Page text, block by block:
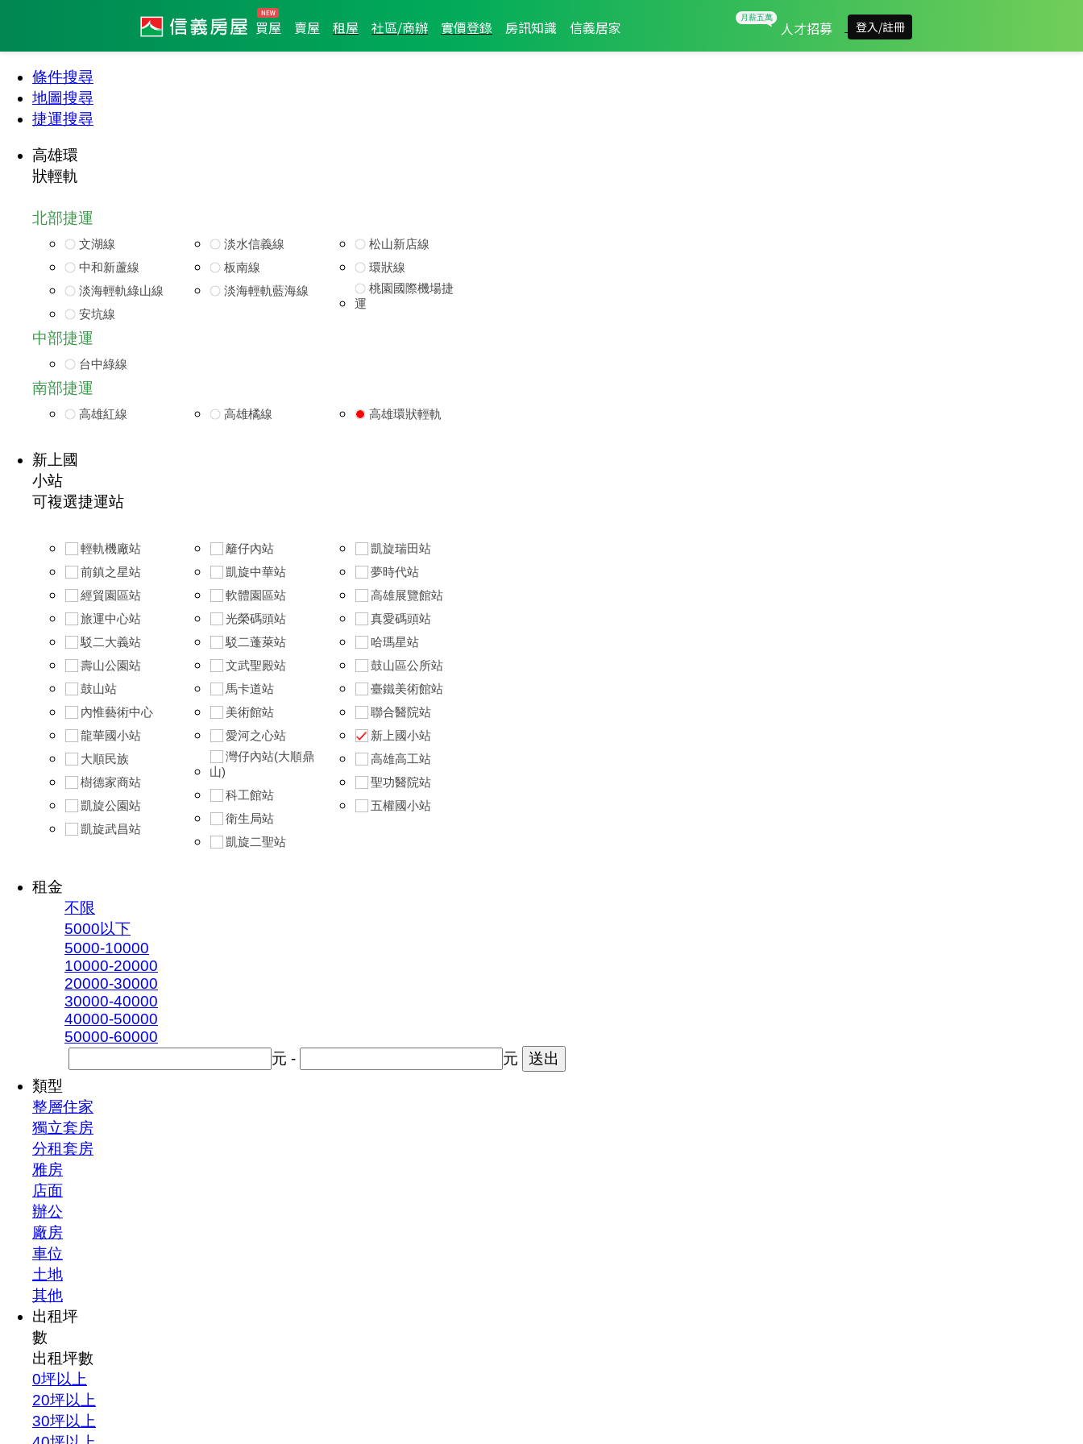
買屋 賣屋 租屋 社區/商辦 實價登錄 房訊知識 信義居家 人才招募 登入/註冊
條件搜尋
地圖搜尋
捷運搜尋
高雄環
狀輕軌
北部捷運
文湖線
中和新蘆線
淡海輕軌綠山線
安坑線
淡水信義線
板南線
淡海輕軌藍海線
松山新店線
環狀線
桃園國際機場捷
運
中部捷運
台中綠線
南部捷運
高雄紅線 高雄橘線 高雄環狀輕軌
新上國
小站
可複選捷運站
輕軌機廠站
前鎮之星站
經貿園區站
旅運中心站
駁二大義站
壽山公園站
鼓山站
內惟藝術中心
龍華國小站
大順民族
樹德家商站
凱旋公園站
凱旋武昌站
籬仔內站
凱旋中華站
軟體園區站
光榮碼頭站
駁二蓬萊站
文武聖殿站
馬卡道站
美術館站
愛河之心站
灣仔內站(大順鼎
山)
科工館站
衛生局站
凱旋二聖站
凱旋瑞田站
夢時代站
高雄展覽館站
真愛碼頭站
哈瑪星站
鼓山區公所站
臺鐵美術館站
聯合醫院站
新上國小站
高雄高工站
聖功醫院站
五權國小站
租金
不限
5000以下
5000-10000
10000-20000
20000-30000
30000-40000
40000-50000
50000-60000
元 -
元
類型
整層住家
獨立套房
分租套房
雅房
店面
辦公
廠房
車位
土地
其他
出租坪
數
出租坪數
0坪以上
20坪以上
30坪以上